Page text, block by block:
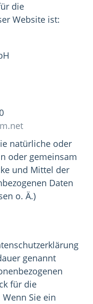
die
Website ist:
natürliche oder
oder gemeinsam
und Mittel der
Daten
o. Ä.)
genannt
für die
Sie ein